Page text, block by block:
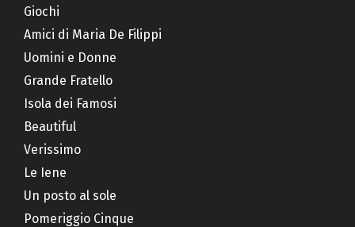
Giochi
Amici di Maria De Filippi
Uomini e Donne
Grande Fratello
Isola dei Famosi
Beautiful
Verissimo
Le Iene
Un posto al sole
Pomeriggio Cinque